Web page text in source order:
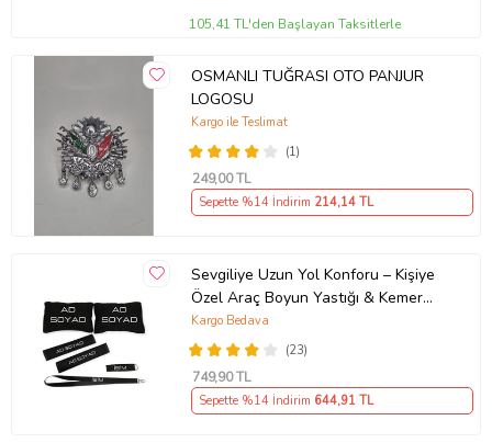
105,41 TL'den Başlayan Taksitlerle
OSMANLI TUĞRASI OTO PANJUR
LOGOSU
(1)
Kargo ile Teslimat
249,00 TL
Sepette %14 İndirim 214,14 TL
Sevgiliye Uzun Yol Konforu – Kişiye
Özel Araç Boyun Yastığı & Kemer
Pedi Hediye Seti
(23)
Kargo Bedava
749,90 TL
Sepette %14 İndirim 644,91 TL